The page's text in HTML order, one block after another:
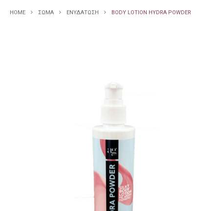
HOME ΣΩΜΑ ΕΝΥΔΑΤΩΣΗ BODY LOTION HYDRA POWDER